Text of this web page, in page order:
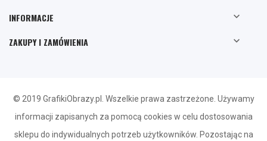
INFORMACJE 
ZAKUPY I ZAMÓWIENIA 
© 2019 GrafikiObrazy.pl. Wszelkie prawa zastrzeżone. Używamy
informacji zapisanych za pomocą cookies w celu dostosowania
sklepu do indywidualnych potrzeb użytkowników. Pozostając na